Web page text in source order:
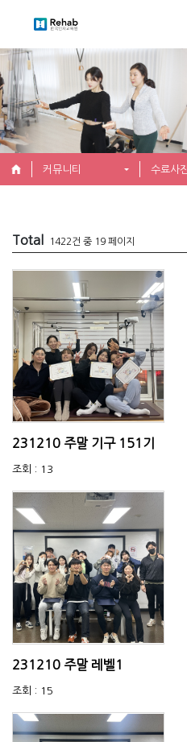
커뮤니티 수료사진
Total 1422건 중 19 페이지
231210 주말 기구 151기
조회 : 13
231210 주말 레벨1
조회 : 15